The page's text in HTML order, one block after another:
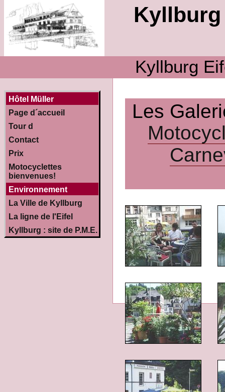
Kyllburg
Kyllburg
Hôtel Müller
Page d´accueil
Tour d
Contact
Prix
Motocyclettes
bienvenues!
Environnement
La Ville de Kyllburg
La ligne de l'Eifel
Kyllburg : site de P.M.E.
Les